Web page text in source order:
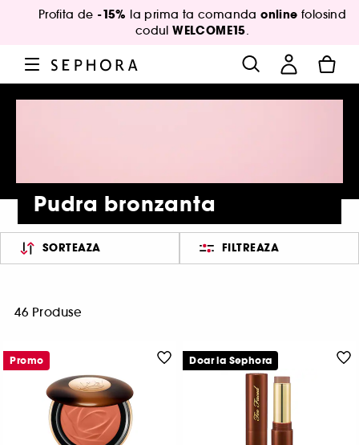
Profita de -15% la prima ta comandaonline folosind
codulWELCOME15.
Pudra bronzanta
SORTEAZA FILTREAZA
46 Produse
Promo Doar la Sephora